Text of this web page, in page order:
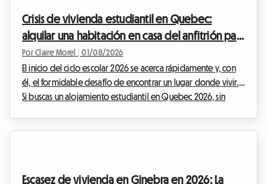
acompañamos cada año a miles de...
Crisis de vivienda estudiantil en Quebec:
alquilar una habitación en casa del anfitrión para
el ciclo escolar 2026
Por Claire Morel 01/08/2026
El inicio del ciclo escolar 2026 se acerca rápidamente y, con
él, el formidable desafío de encontrar un lugar donde vivir.
Si buscas un alojamiento estudiantil en Quebec 2026, sin
Escasez de vivienda en Ginebra en 2026: La